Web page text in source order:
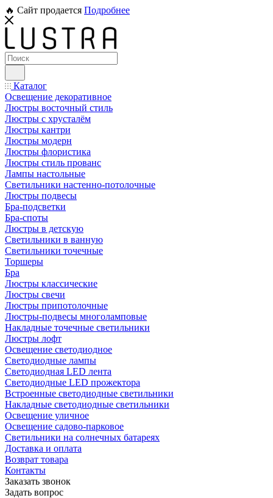
🔥 Сайт продается Подробнее
Каталог
Освещение декоративное
Люстры восточный стиль
Люстры с хрусталём
Люстры кантри
Люстры модерн
Люстры флористика
Люстры стиль прованс
Лампы настольные
Светильники настенно-потолочные
Люстры подвесы
Бра-подсветки
Бра-споты
Люстры в детскую
Светильники в ванную
Светильники точечные
Торшеры
Бра
Люстры классические
Люстры свечи
Люстры припотолочные
Люстры-подвесы многоламповые
Накладные точечные светильники
Люстры лофт
Освещение светодиодное
Светодиодные лампы
Светодиодная LED лента
Светодиодные LED прожектора
Встроенные светодиодные светильники
Накладные светодиодные светильники
Освещение уличное
Освещение садово-парковое
Светильники на солнечных батареях
Доставка и оплата
Возврат товара
Контакты
Заказать звонок
Задать вопрос